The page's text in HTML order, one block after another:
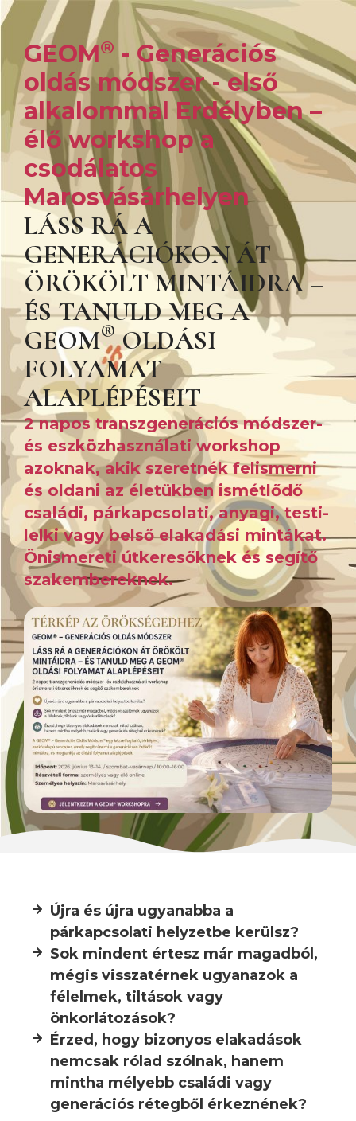
GEOM® - Generációs
oldás módszer - első
alkalommal Erdélyben –
élő workshop a
csodálatos
Marosvásárhelyen
LÁSS RÁ A
GENERÁCIÓKON ÁT
ÖRÖKÖLT MINTÁIDRA –
ÉS TANULD MEG A
GEOM®OLDÁSI
FOLYAMAT
ALAPLÉPÉSEIT
2 napos transzgenerációs módszer-
és eszközhasználati workshop
azoknak, akik szeretnék felismerni
és oldani az életükben ismétlődő
családi, párkapcsolati, anyagi, testi-
lelki vagy belső elakadási mintákat.
Önismereti útkeresőknek és segítő
szakembereknek.
Újra és újra ugyanabba a
párkapcsolati helyzetbe kerülsz?
Sok mindent értesz már magadból,
mégis visszatérnek ugyanazok a
félelmek, tiltások vagy
önkorlátozások?
Érzed, hogy bizonyos elakadások
nemcsak rólad szólnak, hanem
mintha mélyebb családi vagy
generációs rétegből érkeznének?